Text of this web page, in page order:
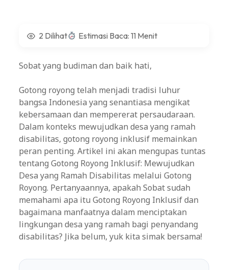
2 Dilihat Estimasi Baca: 11 Menit
Sobat yang budiman dan baik hati,
Gotong royong telah menjadi tradisi luhur
bangsa Indonesia yang senantiasa mengikat
kebersamaan dan mempererat persaudaraan.
Dalam konteks mewujudkan desa yang ramah
disabilitas, gotong royong inklusif memainkan
peran penting. Artikel ini akan mengupas tuntas
tentang Gotong Royong Inklusif: Mewujudkan
Desa yang Ramah Disabilitas melalui Gotong
Royong. Pertanyaannya, apakah Sobat sudah
memahami apa itu Gotong Royong Inklusif dan
bagaimana manfaatnya dalam menciptakan
lingkungan desa yang ramah bagi penyandang
disabilitas? Jika belum, yuk kita simak bersama!